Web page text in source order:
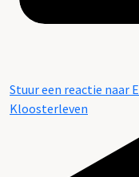
Stuur een reactie naar
Kloosterleven